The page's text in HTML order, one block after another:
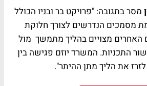
מסר בתגובה: "פרויקט בר ובניו הכולל
מסמכים הנדרשים לצורך חלוקת
האחרים מצויים בהליך מתמשך מול
התכניות. המשרד יוזם פגישה בין
את הליך מתן ההיתר".